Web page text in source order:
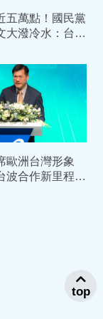
五萬點！國民黨
大潑冷水：台灣
歐洲台灣形象
合作新里程碑
top